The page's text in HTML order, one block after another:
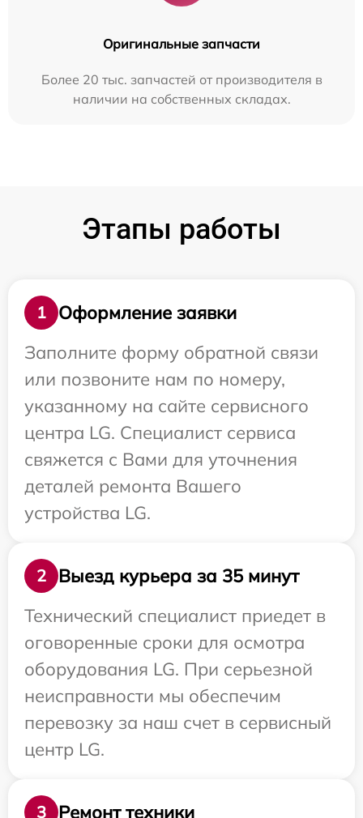
Оригинальные запчасти
Более 20 тыс. запчастей от производителя в
наличии на собственных складах.
Этапы работы
1
Оформление заявки
Заполните форму обратной связи
или позвоните нам по номеру,
указанному на сайте сервисного
центра LG. Специалист сервиса
свяжется с Вами для уточнения
деталей ремонта Вашего
устройства LG.
2
Выезд курьера за 35 минут
Технический специалист приедет в
оговоренные сроки для осмотра
оборудования LG. При серьезной
неисправности мы обеспечим
перевозку за наш счет в сервисный
центр LG.
3 Ремонт техники